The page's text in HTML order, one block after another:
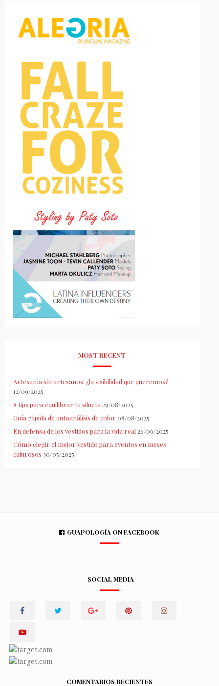
MOST RECENT
Artesanía sin artesanos: ¿la visibilidad que queremos?
12/09/2025
8 tips para equilibrar tu silueta 29/08/2025
Guía rápida de autoanálisis de color 08/08/2025
En defensa de los vestidos para la vida real 26/06/2025
Cómo elegir el mejor vestido para eventos en meses
calurosos 30/05/2025
GUAPOLOGÍA ON FACEBOOK
SOCIAL MEDIA
COMENTARIOS RECIENTES